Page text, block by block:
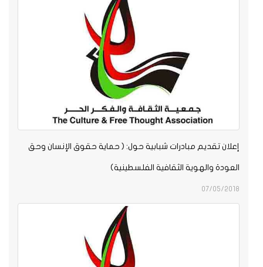
إعلان تقديم مبادرات شبابية حول: ( حماية حقوق الإنسان وحق
العودة والهوية الثقافية الفلسطينية)
07/05/2018